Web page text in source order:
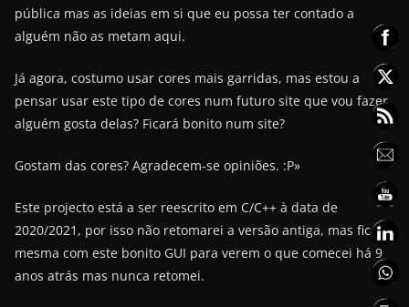
pública mas as ideias em si que eu possa ter contado a
alguém não as metam aqui.
Já agora, costumo usar cores mais garridas, mas estou a
pensar usar este tipo de cores num futuro site que vou fazer,
alguém gosta delas? Ficará bonito num site?
Gostam das cores? Agradecem-se opiniões. :P»
Este projecto está a ser reescrito em C/C++ à data de
2020/2021, por isso não retomarei a versão antiga, mas fica a
mesma com este bonito GUI para verem o que comecei há 9
anos atrás mas nunca retomei.